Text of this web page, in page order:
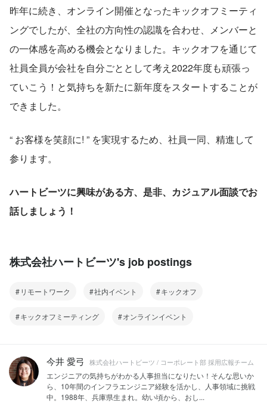
昨年に続き、オンライン開催となったキックオフミーティ
ングでしたが、全社の方向性の認識を合わせ、メンバーと
の一体感を高める機会となりました。キックオフを通じて
社員全員が会社を自分ごととして考え2022年度も頑張っ
ていこう！と気持ちを新たに新年度をスタートすることが
できました。
“ お客様を笑顔に! ” を実現するため、社員一同、精進して
参ります。
ハートビーツに興味がある方、是非、カジュアル面談でお
話しましょう！
株式会社ハートビーツ's job postings
リモートワーク 社内イベント キックオフ
キックオフミーティング オンラインイベント
今井 愛弓 株式会社ハートビーツ / コーポレート部 採用広報チーム
エンジニアの気持ちがわかる人事担当になりたい！そんな思いか
ら、10年間のインフラエンジニア経験を活かし、人事領域に挑戦
中。1988年、兵庫県生まれ。幼い頃から、おし...